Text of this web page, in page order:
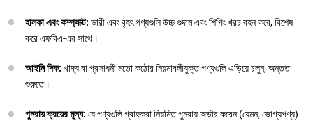
হালকা এবং কম্প্যাক্ট: ভারী এবং বৃহৎ পণ্যগুলি উচ্চ গুদাম এবং শিপিং খরচ বহন করে, বিশেষ
করে এফবিএ-এর সাথে।
আইনি দিক: খাদ্য বা প্রসাধনী মতো কঠোর নিয়মাবলীযুক্ত পণ্যগুলি এড়িয়ে চলুন, অন্তত
শুরুতে।
পুনরায় ক্রয়ের মূল্য: যে পণ্যগুলি গ্রাহকরা নিয়মিত পুনরায় অর্ডার করেন (যেমন, ভোগ্যপণ্য)